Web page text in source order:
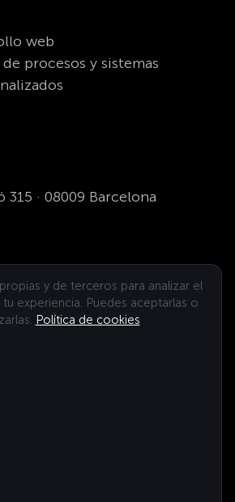
web
procesos y sistemas
· 08009 Barcelona
y de terceros para analizar el
experiencia. Puedes aceptarlas o
Política de cookies